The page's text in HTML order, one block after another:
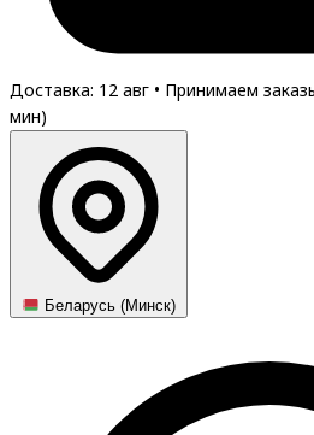
Доставка: 12 авг • Принимаем
мин)
Беларусь (Минск)